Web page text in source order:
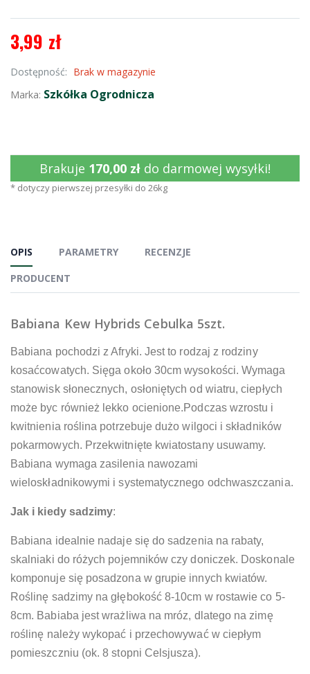
3,99 zł
Dostępność: Brak w magazynie
Marka: Szkółka Ogrodnicza
Brakuje 170,00 zł do darmowej wysyłki!
* dotyczy pierwszej przesyłki do 26kg
OPIS PARAMETRY
RECENZJE
PRODUCENT
Babiana Kew Hybrids Cebulka 5szt.
Babiana pochodzi z Afryki. Jest to rodzaj z rodziny
kosaćcowatych. Sięga około 30cm wysokości. Wymaga
stanowisk słonecznych, osłoniętych od wiatru, ciepłych
może byc również lekko ocienione.Podczas wzrostu i
kwitnienia roślina potrzebuje dużo wilgoci i składników
pokarmowych. Przekwitnięte kwiatostany usuwamy.
Babiana wymaga zasilenia nawozami
wieloskładnikowymi i systematycznego odchwaszczania.
Jak i kiedy sadzimy:
Babiana idealnie nadaje się do sadzenia na rabaty,
skalniaki do różych pojemników czy doniczek. Doskonale
komponuje się posadzona w grupie innych kwiatów.
Roślinę sadzimy na głębokość 8-10cm w rostawie co 5-
8cm. Babiaba jest wrażliwa na mróz, dlatego na zimę
roślinę należy wykopać i przechowywać w ciepłym
pomieszczniu (ok. 8 stopni Celsjusza).